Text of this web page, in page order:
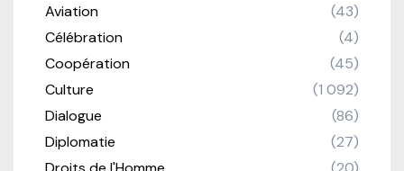
Aviation
(43)
Célébration
(4)
Coopération
(45)
Culture
(1 092)
Dialogue
(86)
Diplomatie
(27)